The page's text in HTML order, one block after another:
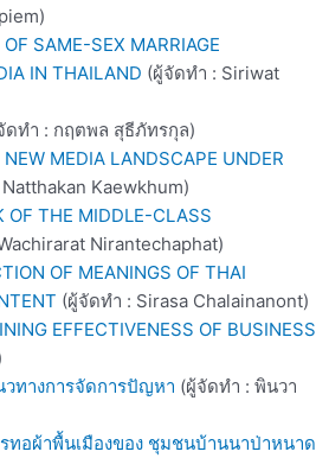
SAME-SEX MARRIAGE
IN THAILAND (ผู้จัดทำ : Siriwat
ดทำ : กฤตพล สุธีภัทรกุล)
MEDIA LANDSCAPE UNDER
Kaewkhum)
OF THE MIDDLE-CLASS
Nirantechaphat)
OF MEANINGS OF THAI
(ผู้จัดทำ : Sirasa Chalainanont)
EFFECTIVENESS OF BUSINESS
วทางการจัดการปัญหา (ผู้จัดทำ : พินวา
อผ้าพื้นเมืองของ ชุมชนบ้านนาป่าหนาด